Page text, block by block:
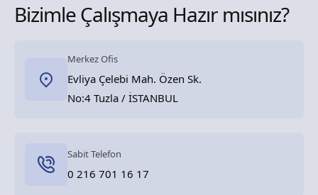
Bizimle Çalışmaya Hazır mısınız?
Merkez Ofis
Evliya Çelebi Mah. Özen Sk.
No:4 Tuzla / İSTANBUL
Sabit Telefon
0 216 701 16 17